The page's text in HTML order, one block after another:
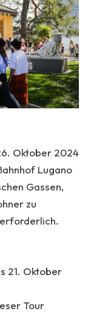
Oktober 2024
Lugano
Gassen,
zu
21. Oktober
Tour